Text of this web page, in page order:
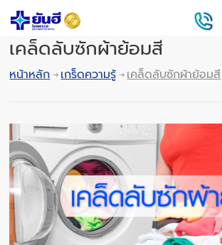
เคล็ดลับซักผ้าย้อมสี
หน้าหลัก เกร็ดความรู้ เคล็ดลับซักผ้าย้อมสี